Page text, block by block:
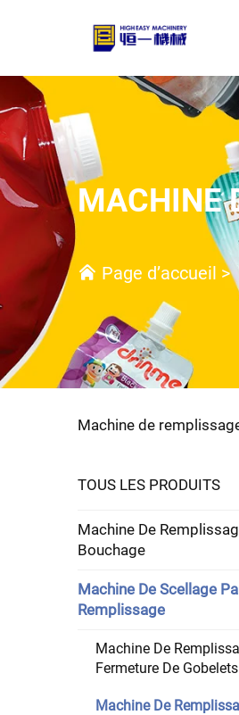
MACHINE
Page d’accueil >
Machine de
TOUS LES PRODUITS
Machine De
Bouchage
Machine De Scellage
Remplissage
Machine De
Fermeture De Gobelets
Machine De